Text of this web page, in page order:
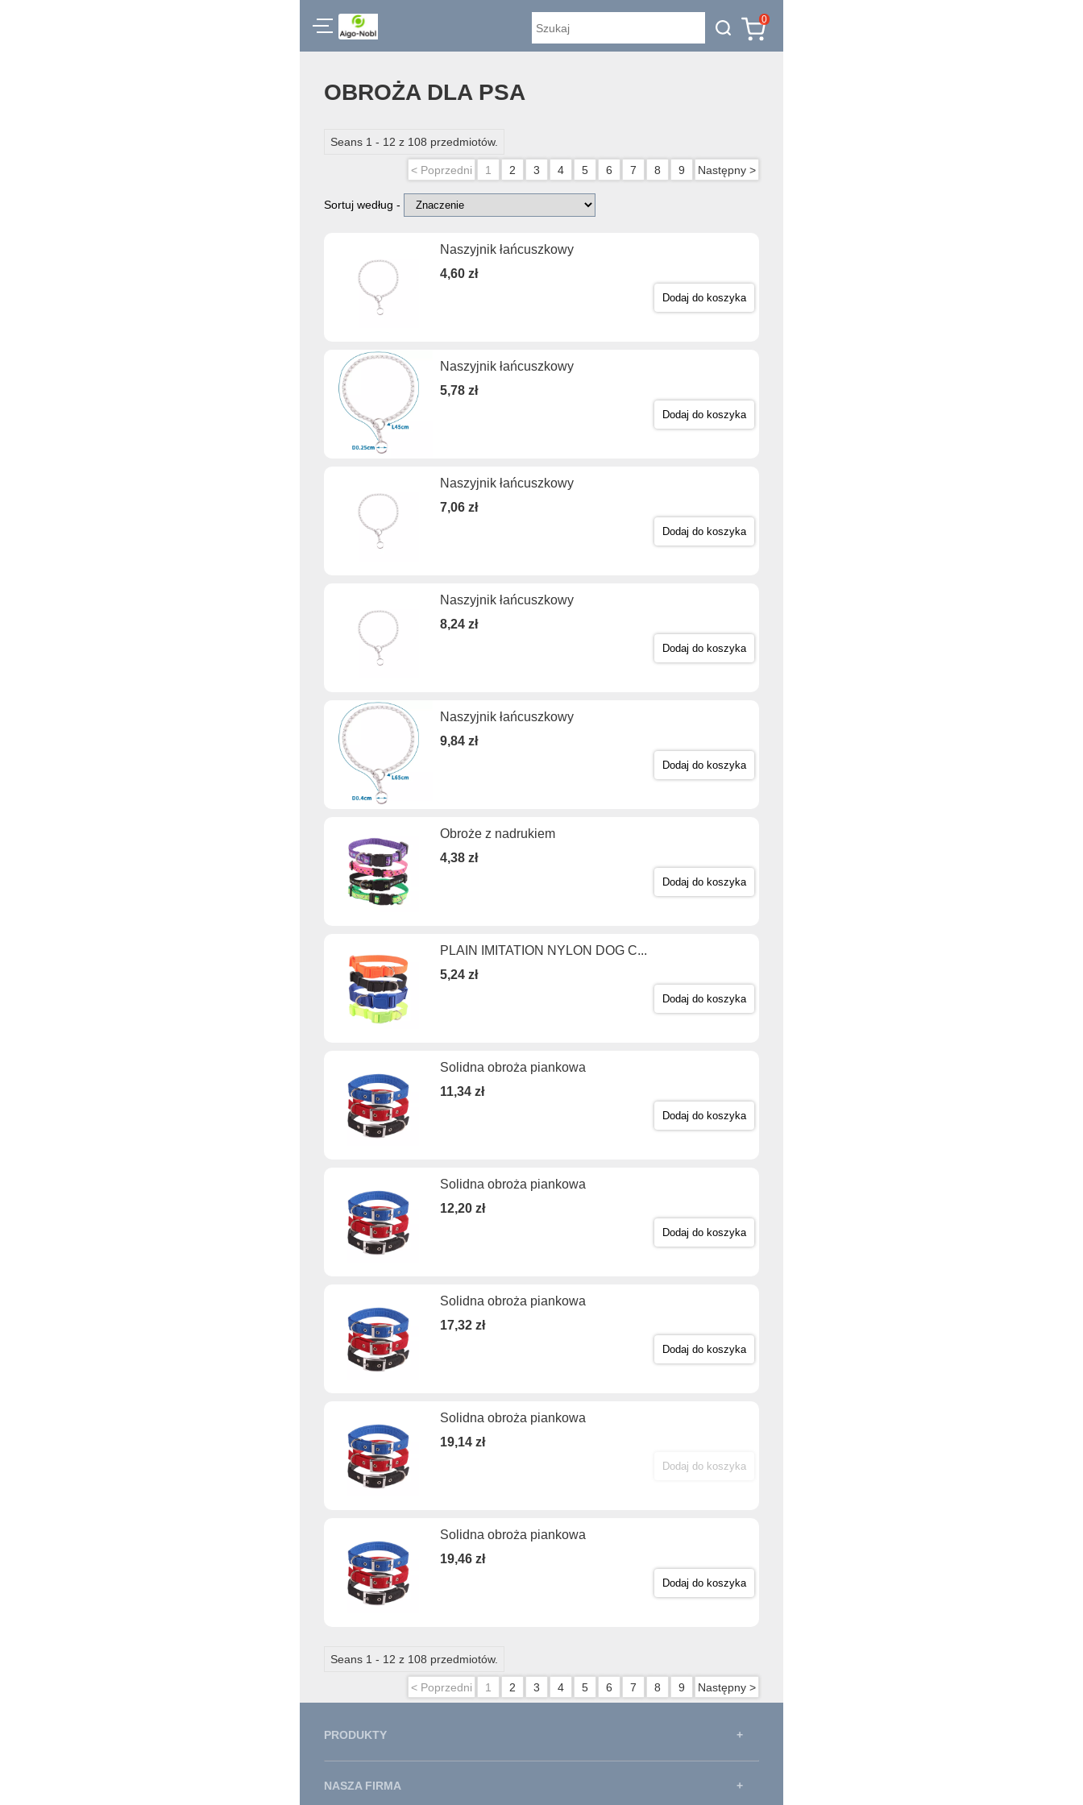
0
OBROŻA DLA PSA
Seans 1 - 12 z 108 przedmiotów.
< Poprzedni 1 2 3 4 5 6 7 8 9 Następny >
Sortuj według -
Naszyjnik łańcuszkowy
4,60 zł
Dodaj do koszyka
Naszyjnik łańcuszkowy
5,78 zł
Dodaj do koszyka
Naszyjnik łańcuszkowy
7,06 zł
Dodaj do koszyka
Naszyjnik łańcuszkowy
8,24 zł
Dodaj do koszyka
Naszyjnik łańcuszkowy
9,84 zł
Dodaj do koszyka
Obroże z nadrukiem
4,38 zł
Dodaj do koszyka
PLAIN IMITATION NYLON DOG C...
5,24 zł
Dodaj do koszyka
Solidna obroża piankowa
11,34 zł
Dodaj do koszyka
Solidna obroża piankowa
12,20 zł
Dodaj do koszyka
Solidna obroża piankowa
17,32 zł
Dodaj do koszyka
Solidna obroża piankowa
19,14 zł
Dodaj do koszyka
Solidna obroża piankowa
19,46 zł
Dodaj do koszyka
Seans 1 - 12 z 108 przedmiotów.
< Poprzedni 1 2 3 4 5 6 7 8 9 Następny >
PRODUKTY
NASZA FIRMA